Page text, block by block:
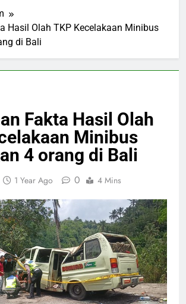
Hasil Olah TKP Kecelakaan Minibus
di Bali
Fakta Hasil Olah
Minibus
4 orang di Bali
1 Year Ago 0 4 Mins